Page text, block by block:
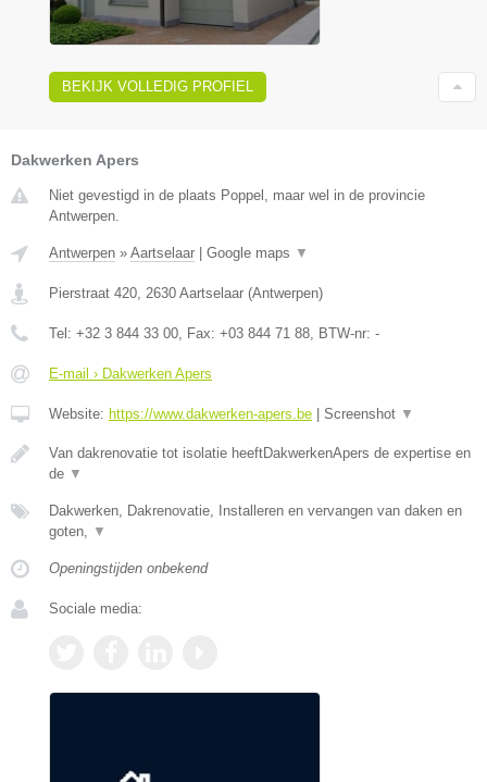
BEKIJK VOLLEDIG PROFIEL
Dakwerken Apers
Niet gevestigd in de plaats Poppel, maar wel in de provincie
Antwerpen.
Antwerpen » Aartselaar | Google maps ▼
Pierstraat 420 2630 Aartselaar (Antwerpen)
Tel: +32 3 844 33 00 , Fax: +03 844 71 88 , BTW-nr: -
E-mail › Dakwerken Apers
Website: https://www.dakwerken-apers.be | Screenshot ▼
Van dakrenovatie tot isolatie heeftDakwerkenApers de expertise en
de ▼
Dakwerken, Dakrenovatie, Installeren en vervangen van daken en
goten,
▼
Openingstijden onbekend
Sociale media: